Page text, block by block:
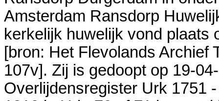
Amsterdam Ransdorp
kerkelijk huwelijk vond plaats
[bron: Het Flevolands Archief
107v]. Zij is gedoopt op 19-
Overlijdensregister Urk 1751